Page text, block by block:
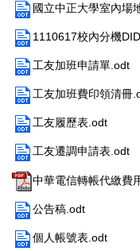
國立中正大學室內場
1110617校內分機
工友加班申請單.odt
工友加班費印領清冊
工友履歷表.odt
工友遷調申請表.odt
中華電信轉帳代繳費
公告稿.odt
個人帳號表.odt